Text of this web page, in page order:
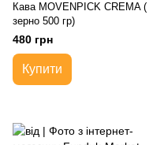
Кава MOVENPICK CREMA (
зерно 500 гр)
480 грн
Купити